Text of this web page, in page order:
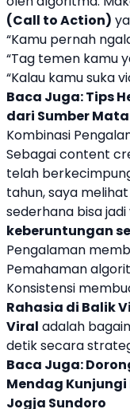
(Call to Action)
“Kamu pernah
“Tag temen kamu
“Kalau kamu suka
Baca Juga:Tips
dari Sumber
Kombinasi
Sebagai content
telah
tahun, saya
sederhana bisa jadi
keberuntungan
Pengalaman
Pemahaman
Konsistensi
Rahasia di Balik
Viral adalah
detik secara
Baca Juga:
Mendag
Jogja Sundoro